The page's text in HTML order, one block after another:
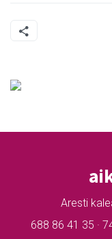
Aresti
688 86 41 35 ·